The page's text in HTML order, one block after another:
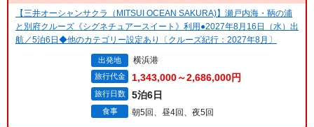
【三井オーシャンサクラ（MITSUI OCEAN SAKURA)】瀬戸内海・鞆の浦
と別府クルーズ《シグネチュアースイート》利用●2027年8月16日（水）出
航／5泊6日◆他のカテゴリー設定あり〔クルーズ紀行：2027年8月〕
出発地 横浜港
旅行代金 1,343,000～2,686,000円
旅行日数 5泊6日
食事 朝5回、昼4回、夜5回